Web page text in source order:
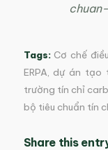
Tags: Cơ chế
ERPA, dự án tạo
trường tín chỉ
bộ tiêu chuẩn tín
Share this